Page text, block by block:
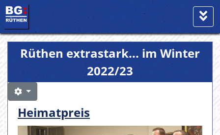
Rüthen extrastark... im Winter
2022/23
Heimatpreis